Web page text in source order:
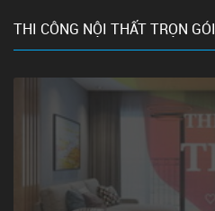
THI CÔNG NỘI THẤT TRỌN GÓI